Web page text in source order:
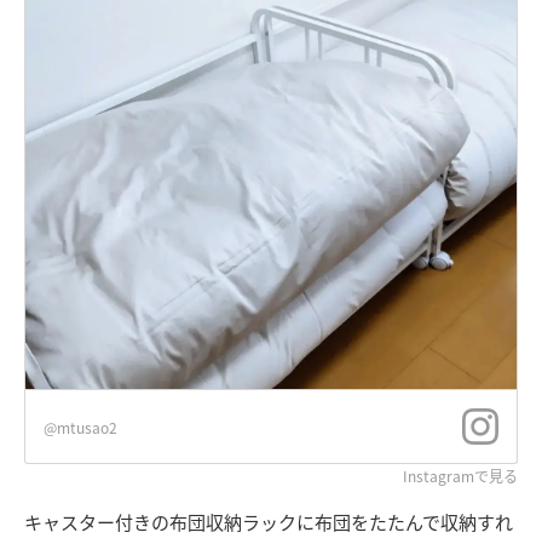
@mtusao2
Instagramで見る
キャスター付きの布団収納ラックに布団をたたんで収納すれ